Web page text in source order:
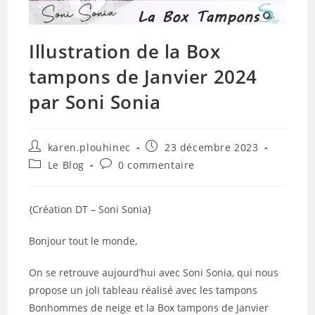
Illustration de la Box
tampons de Janvier 2024
par Soni Sonia
Auteur/autrice
de
la
karen.plouhinec
Publication
publiée :
23 décembre 2023
PostLe Blog
Commentaires
publication :
0 commentaire
{Création DT – Soni Sonia}
Bonjour tout le monde,
On se retrouve aujourd’hui avec Soni Sonia, qui nous
propose un joli tableau réalisé avec les tampons
Bonhommes de neige et la Box tampons de Janvier